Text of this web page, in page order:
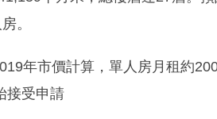
。
年市價計算，單人房月租約
接受申請